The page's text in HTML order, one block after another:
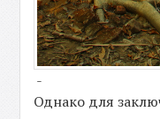
-
Однако для